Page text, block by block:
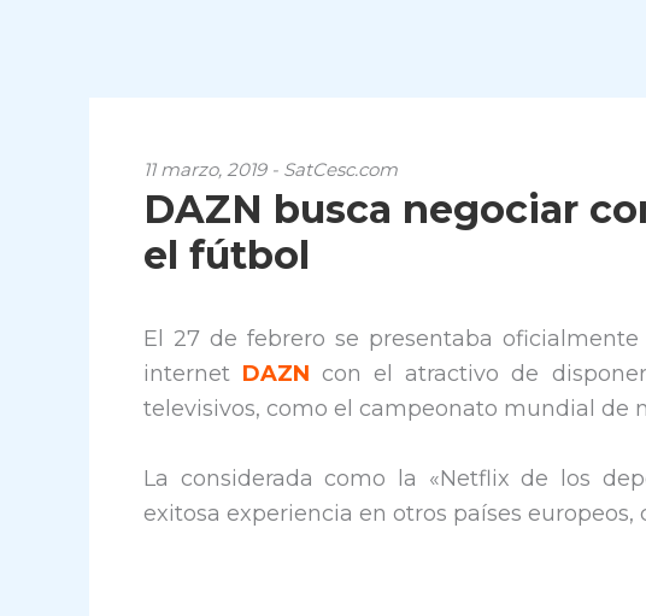
11 marzo, 2019 - SatCesc.com
DAZN busca negociar
el fútbol
El 27 de febrero se presentaba
internet DAZN con el atractivo de
televisivos, como el campeonato mundial de
La considerada como la «Netflix de los
exitosa experiencia en otros países